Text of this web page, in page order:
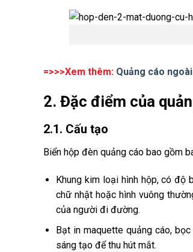
=>>>Xem thêm: Quảng cáo
2. Đặc điểm của
2.1. Cấu tạo
Biển hộp đèn quảng cáo bao gồm
Khung kim loại hình hộp, có độ
chữ nhật hoặc hình vuông
của người đi đường.
Bạt in maquette quảng cáo,
sáng tạo để thu hút mắt.